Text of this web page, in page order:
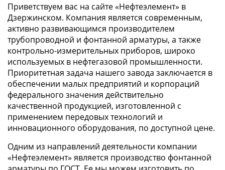
Приветствуем вас на сайте «Нефтеэлемент» в
Дзержинском. Компания является современным,
активно развивающимся производителем
трубопроводной и фонтанной арматуры, а также
контрольно-измерительных приборов, широко
используемых в нефтегазовой промышленности.
Приоритетная задача нашего завода заключается в
обеспечении малых предприятий и корпораций
федерального значения действительно
качественной продукцией, изготовленной с
применением передовых технологий и
инновационного оборудования, по доступной цене.
Одним из направлений деятельности компании
«Нефтеэлемент» является производство фонтанной